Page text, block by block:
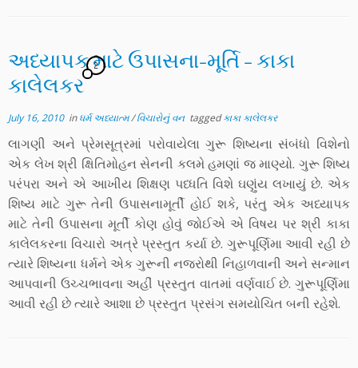
અધ્યાપક માટે ઉપાસના-મૂર્તિ – કાકા
કાલેલકર
2
July 16, 2010inધર્મ અધ્યાત્મ/વિચારોનું વન taggedકાકા કાલેલકર
લાગણી અને પ્રેમસૂત્રમાં પરોવાયેલા ગુરૂ શિષ્યના સંબંધો વિશેનો
એક લેખ શ્રી ક્ષિતિમોહન સેનની કલમે હમણાં જ માણ્યો. ગુરૂ શિષ્ય
પરંપરા અને એ આખીય શિક્ષણ પધ્ધતિ વિશે ઘણુંય લખાયું છે. એક
શિષ્ય માટે ગુરૂ તેની ઉપાસનામૂર્તી હોઈ શકે, પરંતુ એક અધ્યાપક
માટે તેની ઉપાસના મૂર્તી કોણ હોવું જોઈએ એ વિષય પર શ્રી કાકા
કાલેલકરના વિચારો અત્રે પ્રસ્તુત કર્યા છે. ગુરૂપૂર્ણિમા આવી રહી છે
ત્યારે શિષ્યના ધર્મને એક ગુરૂની નજરોથી નિહાળવાની અને સન્માન
આપવાની ઉચ્ચભાવના અહીં પ્રસ્તુત વાતમાં વર્ણવાઈ છે. ગુરૂપૂર્ણિમા
આવી રહી છે ત્યારે આશા છે પ્રસ્તુત પ્રસંગ સમયોચિત બની રહેશે.